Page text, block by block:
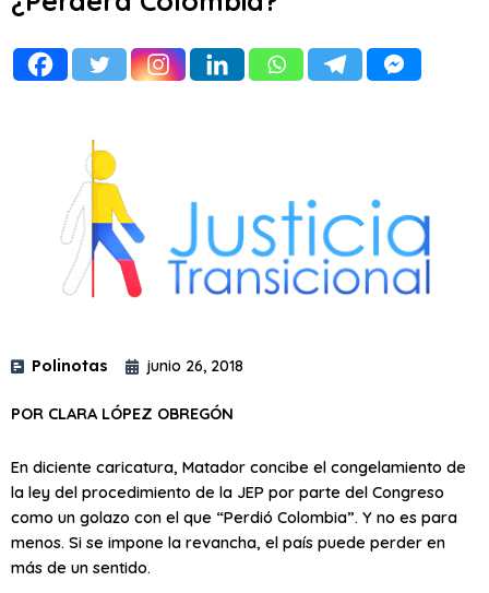
Polinotas junio 26, 2018
POR CLARA LÓPEZ OBREGÓN
En diciente caricatura, Matador concibe el congelamiento de
la ley del procedimiento de la JEP por parte del Congreso
como un golazo con el que “Perdió Colombia”. Y no es para
menos. Si se impone la revancha, el país puede perder en
más de un sentido.